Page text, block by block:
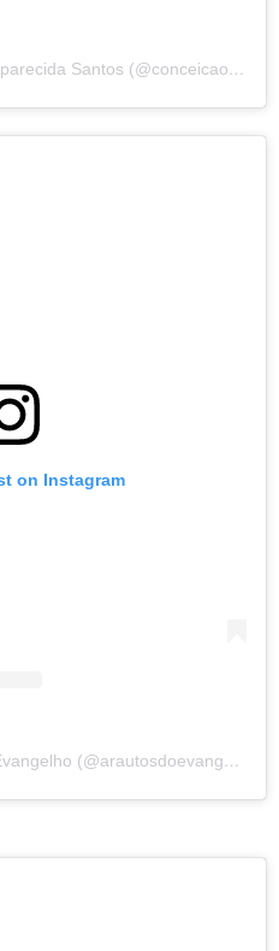
A post shared by Conceição Aparecida Santos (@conceicao.a.santos)
on Instagram
A post shared by Arautos do Evangelho (@arautosdoevangelho)